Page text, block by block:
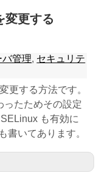
変更する
バ管理, セキュリテ
更する方法です。
ったためその設定
も有効に
書いてあります。